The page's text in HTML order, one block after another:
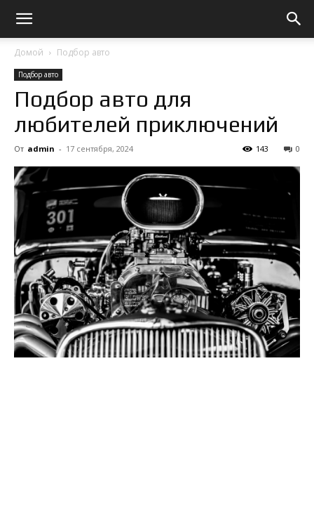
Домой Подбор авто
Подбор авто
Подбор авто для
любителей приключений
От admin - 17 сентября, 2024 0
143